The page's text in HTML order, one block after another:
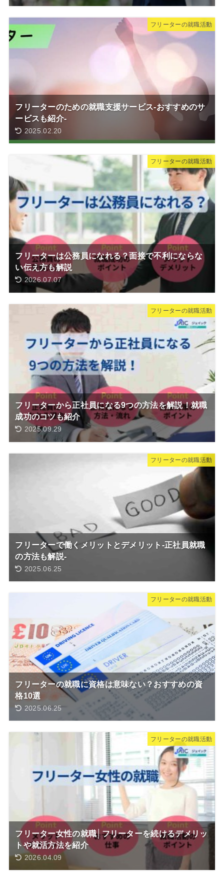
フリーターの就職活動
フリーターのための就職支援サービス-おすすめのサ
ービスも紹介-
2025.02.20
フリーターの就職活動
フリーターは公務員になれる？面接で不利にならな
い伝え方も解説
2026.07.07
フリーターの就職活動
フリーターから正社員になる9つの方法を解説！就職
成功のコツも紹介
2025.09.29
フリーターの就職活動
フリーターで働くメリットとデメリット-正社員就職
の方法も解説-
2025.06.25
フリーターの就職活動
フリーターの就職に資格は意味ない？おすすめの資
格10選
2025.06.25
フリーターの就職活動
フリーター女性の就職│フリーターを続けるデメリッ
トや就活方法を紹介
2026.04.09